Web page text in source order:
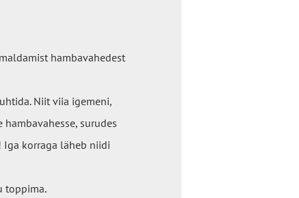
hambavahedest
Niit viia igemeni,
surudes
Iga korraga läheb niidi
toppima.